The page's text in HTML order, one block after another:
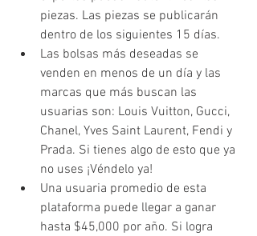
piezas. Las piezas se publicarán
dentro de los siguientes 15 días.
Las bolsas más deseadas se
venden en menos de un día y las
marcas que más buscan las
usuarias son: Louis Vuitton, Gucci,
Chanel, Yves Saint Laurent, Fendi y
Prada. Si tienes algo de esto que ya
no uses ¡Véndelo ya!
Una usuaria promedio de esta
plataforma puede llegar a ganar
hasta $45,000 por año. Si logra